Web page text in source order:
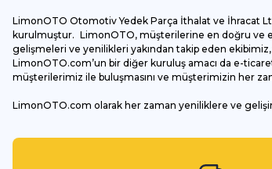
Bu ürüne benzer farklı alternatifler olmalı.
LimonOTO Otomotiv Yedek Parça İthalat ve İhracat
kurulmuştur. LimonOTO, müşterilerine en doğru ve
gelişmeleri ve yenilikleri yakından takip eden
LimonOTO.com’un bir diğer kuruluş amacı da e-
müşterilerimiz ile buluşmasını ve müşterimizin her
LimonOTO.com olarak her zaman yeniliklere ve